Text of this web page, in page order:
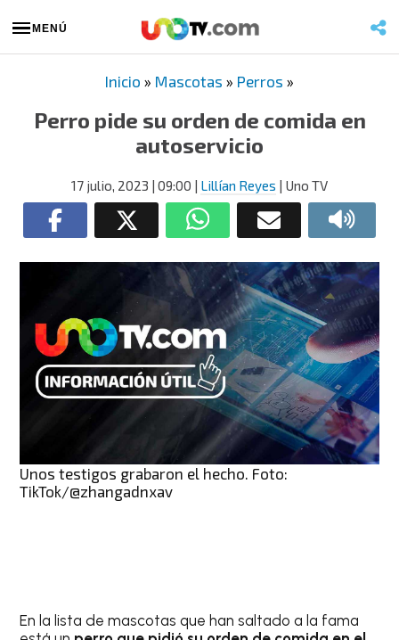
MENÚ
Inicio » Mascotas » Perros »
Perro pide su orden de comida en
autoservicio
17 julio, 2023 | 09:00 | Lillían Reyes | Uno TV
Unos testigos grabaron el hecho. Foto:
TikTok/@zhangadnxav
En la lista de mascotas que han saltado a la fama